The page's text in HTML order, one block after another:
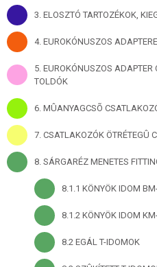
3. ELOSZTÓ TARTOZÉKOK,
4. EUROKÓNUSZOS
5. EUROKÓNUSZOS ADAPTER
TOLDÓK
6. MÛANYAGCSÕ
7. CSATLAKOZÓK ÖTRÉTEGÛ
8. SÁRGARÉZ MENETES
8.1.1 KÖNYÖK IDOM
8.1.2 KÖNYÖK IDOM
8.2 EGÁL T-IDOMOK